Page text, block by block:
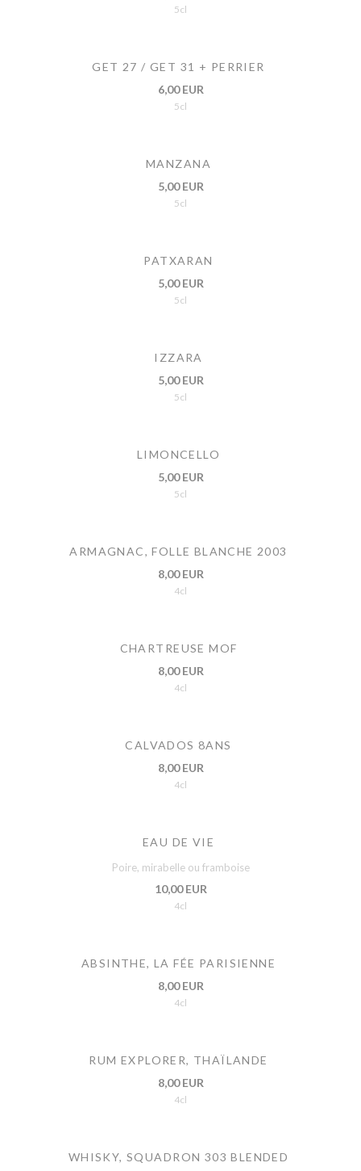
5cl
GET 27 / GET 31 + PERRIER
6,00 EUR
5cl
MANZANA
5,00 EUR
5cl
PATXARAN
5,00 EUR
5cl
IZZARA
5,00 EUR
5cl
LIMONCELLO
5,00 EUR
5cl
ARMAGNAC, FOLLE BLANCHE 2003
8,00 EUR
4cl
CHARTREUSE MOF
8,00 EUR
4cl
CALVADOS 8ANS
8,00 EUR
4cl
EAU DE VIE
Poire, mirabelle ou framboise
10,00 EUR
4cl
ABSINTHE, LA FÉE PARISIENNE
8,00 EUR
4cl
RUM EXPLORER, THAÏLANDE
8,00 EUR
4cl
WHISKY, SQUADRON 303 BLENDED